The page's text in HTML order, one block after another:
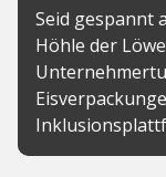
Seid gespannt
Höhle der